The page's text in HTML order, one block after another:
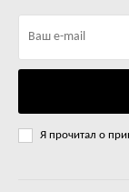
Я прочитал о